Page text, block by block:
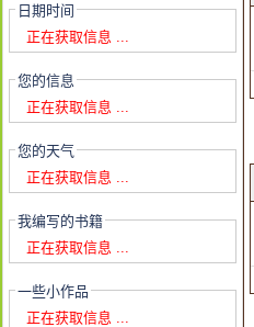
日期时间
正在获取信息 ...
您的信息
正在获取信息 ...
您的天气
正在获取信息 ...
我编写的书籍
正在获取信息 ...
一些小作品
正在获取信息 ...